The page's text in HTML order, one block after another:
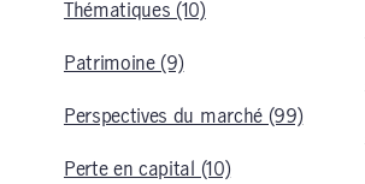
Thématiques (10)
Patrimoine (9)
Perspectives du marché (99)
Perte en capital (10)